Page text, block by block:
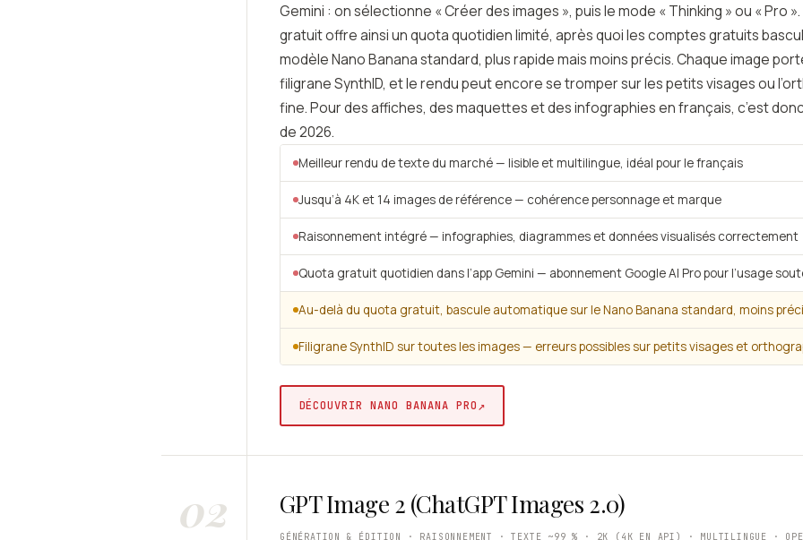
Gemini : on sélectionne « Créer des images », puis le mode « Thinking » ou « Pro
gratuit offre ainsi un quota quotidien limité, après quoi les comptes gratuits
modèle Nano Banana standard, plus rapide mais moins précis. Chaque image
filigrane SynthID, et le rendu peut encore se tromper sur les petits visages ou
fine. Pour des affiches, des maquettes et des infographies en français, c’est
de 2026.
Meilleur rendu de texte du marché — lisible et multilingue, idéal pour le français
Jusqu’à 4K et 14 images de référence — cohérence personnage et marque
Raisonnement intégré — infographies, diagrammes et données visualisés correctement
Quota gratuit quotidien dans l’app Gemini — abonnement Google AI Pro pour l’usage
Au-delà du quota gratuit, bascule automatique sur le Nano Banana standard, moins
Filigrane SynthID sur toutes les images — erreurs possibles sur petits visages et
DÉCOUVRIR NANO BANANA PRO↗
02 GPT Image 2 (ChatGPT Images 2.0)
GÉNÉRATION & ÉDITION · RAISONNEMENT · TEXTE ~99 % · 2K (4K EN API) · MULTILINGUE ·